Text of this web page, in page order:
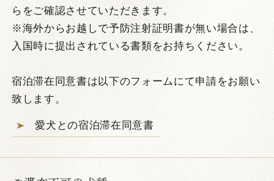
らをご確認させていただきます。
※海外からお越しで予防注射証明書が無い場合は、
入国時に提出されている書類をお持ちください。
宿泊滞在同意書は以下のフォームにて申請をお願い
致します。
愛犬との宿泊滞在同意書